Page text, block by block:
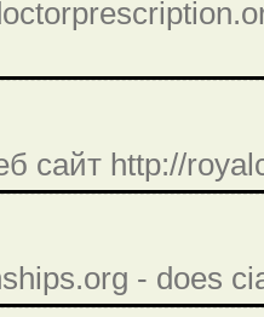
сайт http://
- does